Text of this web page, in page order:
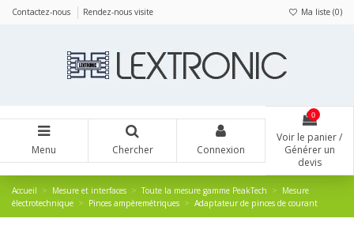
Contactez-nous Rendez-nous visite Ma liste (0)
Menu Chercher Connexion
0
Voir le panier /
Générer un
devis
Accueil Mesure et interfaces Toute la mesure gamme PeakTech
Mesure
électrotechnique
Pinces ampèremétriques Adaptateur de pinces de courant
Panneau de gestion des cookies